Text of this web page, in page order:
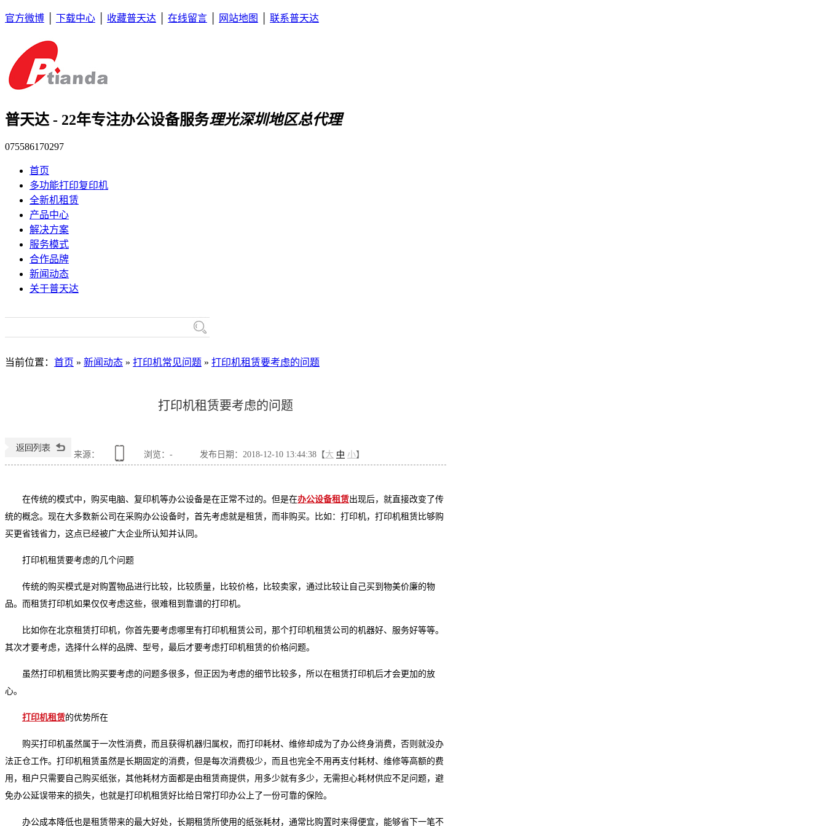
官方微博 下载中心 收藏普天达 在线留言 网站地图 联系普天达
普天达 - 22年专注办公设备服务理光深圳地区总代理
075586170297
首页
多功能打印复印机
全新机租赁
产品中心
解决方案
服务模式
合作品牌
新闻动态
关于普天达
热门关键词： 理光复印机 深圳打印复印机租赁
当前位置 ： 首页 » 新闻动态 » 打印机常见问题 » 打印机租赁要考虑的问题
打印机租赁要考虑的问题
来源： 浏览： - 发布日期：2018-12-10 13:44:38【大 中 小】
在传统的模式中，购买电脑、复印机等办公设备是在正常不过的。但是在办公设备租赁出现后，就直接改变了传
统的概念。现在大多数新公司在采购办公设备时，首先考虑就是租赁，而非购买。比如：打印机，打印机租赁比够购
买更省钱省力，这点已经被广大企业所认知并认同。
打印机租赁要考虑的几个问题
传统的购买模式是对购置物品进行比较，比较质量，比较价格，比较卖家，通过比较让自己买到物美价廉的物
品。而租赁打印机如果仅仅考虑这些，很难租到靠谱的打印机。
比如你在北京租赁打印机，你首先要考虑哪里有打印机租赁公司，那个打印机租赁公司的机器好、服务好等等。
其次才要考虑，选择什么样的品牌、型号，最后才要考虑打印机租赁的价格问题。
虽然打印机租赁比购买要考虑的问题多很多，但正因为考虑的细节比较多，所以在租赁打印机后才会更加的放
心。
打印机租赁的优势所在
购买打印机虽然属于一次性消费，而且获得机器归属权，而打印耗材、维修却成为了办公终身消费，否则就没办
法正仓工作。打印机租赁虽然是长期固定的消费，但是每次消费极少，而且也完全不用再支付耗材、维修等高额的费
用，租户只需要自己购买纸张，其他耗材方面都是由租赁商提供，用多少就有多少，无需担心耗材供应不足问题，避
免办公延误带来的损失，也就是打印机租赁好比给日常打印办公上了一份可靠的保险。
办公成本降低也是租赁带来的最大好处，长期租赁所使用的纸张耗材，通常比购置时来得便宜，能够省下一笔不